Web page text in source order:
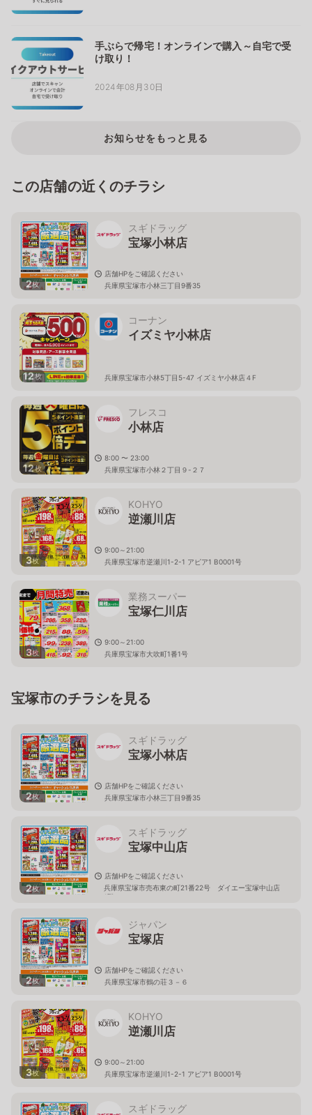
手ぶらで帰宅！オンラインで購入～自宅で受
け取り！
2024年08月30日
お知らせをもっと見る
この店舗の近くのチラシ
2枚
スギドラッグ
宝塚小林店
店舗HPをご確認ください
兵庫県宝塚市小林三丁目9番35
12枚
コーナン
イズミヤ小林店
兵庫県宝塚市小林5丁目5-47 イズミヤ小林店４F
12枚
フレスコ
小林店
8:00 〜 23:00
兵庫県宝塚市小林２丁目９-２７
3枚
KOHYO
逆瀬川店
9:00～21:00
兵庫県宝塚市逆瀬川1-2-1 アピア1 B0001号
3枚
業務スーパー
宝塚仁川店
9:00～21:00
兵庫県宝塚市大吹町1番1号
宝塚市のチラシを見る
2枚
スギドラッグ
宝塚小林店
店舗HPをご確認ください
兵庫県宝塚市小林三丁目9番35
2枚
スギドラッグ
宝塚中山店
店舗HPをご確認ください
兵庫県宝塚市売布東の町21番22号 ダイエー宝塚中山店
1階
2枚
ジャパン
宝塚店
店舗HPをご確認ください
兵庫県宝塚市鶴の荘３－６
3枚
KOHYO
逆瀬川店
9:00～21:00
兵庫県宝塚市逆瀬川1-2-1 アピア1 B0001号
スギドラッグ